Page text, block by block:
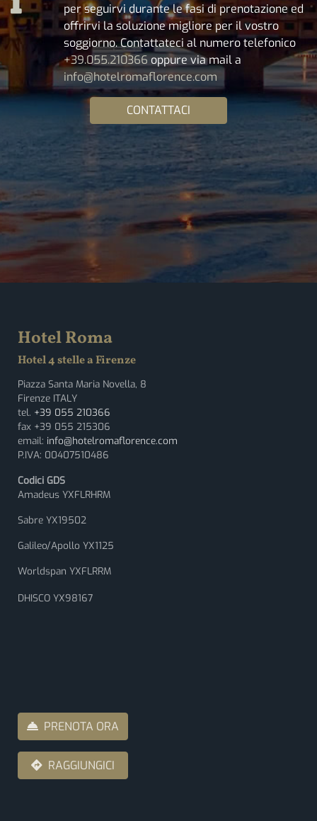
per seguirvi durante le fasi di prenotazione ed
offrirvi la soluzione migliore per il vostro
soggiorno. Contattateci al numero telefonico
+39.055.210366 oppure via mail a
info@hotelromaflorence.com
CONTATTACI
Hotel Roma
Hotel 4 stelle a Firenze
Piazza Santa Maria Novella, 8
Firenze ITALY
tel. +39 055 210366
fax +39 055 215306
email: info@hotelromaflorence.com
P.IVA: 00407510486
Codici GDS
Amadeus YXFLRHRM
Sabre YX19502
Galileo/Apollo YX1125
Worldspan YXFLRRM
DHISCO YX98167
PRENOTA ORA
RAGGIUNGICI